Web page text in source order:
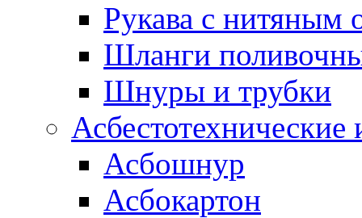
Рукава с нитяным
Шланги
Шнуры и трубки
Асбестотехнические
Асбошнур
Асбокартон